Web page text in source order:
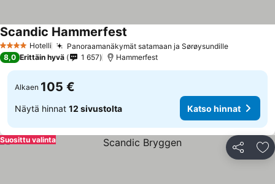
4 Tähtiluokitus
Hotelli Panoraamanäkymät satamaan ja SørøysundilleKatso
Scandic Hammerfest
8,0 Erittäin hyvä 1 657 Hammerfest
Alkaen 105 €
Näytä hinnat 12 sivustolta Katso hinnat
Jaa
Suosittu valinta